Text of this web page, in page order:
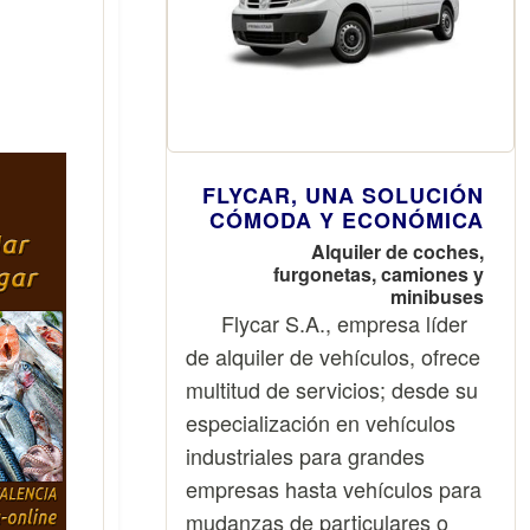
precio
un
justo y
con
al
clave
y
sus
FLYCAR, UNA SOLUCIÓN
CÓMODA Y ECONÓMICA
Alquiler de coches,
furgonetas, camiones y
minibuses
Flycar S.A., empresa líder
de alquiler de vehículos, ofrece
multitud de servicios; desde su
especialización en vehículos
industriales para grandes
empresas hasta vehículos para
mudanzas de particulares o